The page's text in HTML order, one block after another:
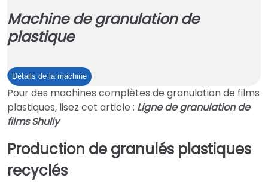
Machine de granulation de
plastique
Détails de la machineMachine
de
granulation
Pour des machines complètes de granulation de films
plastiques, lisez cet article : Ligne de granulation de
films Shuliy
Production de granulés plastiques
recyclés